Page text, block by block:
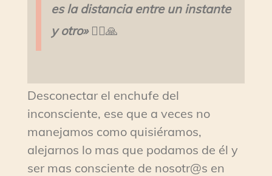
es la distancia entre un instante
y otro» 🧘‍♀️🙏
Desconectar el enchufe del
inconsciente, ese que a veces no
manejamos como quisiéramos,
alejarnos lo mas que podamos de él y
ser mas consciente de nosotr@s en